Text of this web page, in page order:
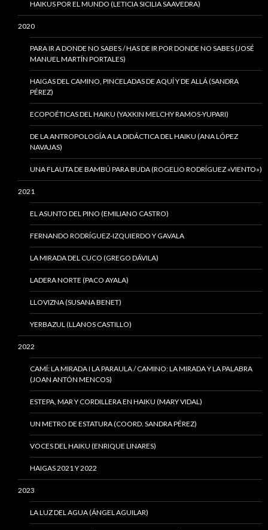
HAIKUS POR EL MUNDO (LETICIA SICILIA SAAVEDRA)
2020
PARA IR A DONDE NO SABES / HAS DE IR POR DONDE NO SABES (JOSÉ
MANUEL MARTÍN PORTALES)
HAIGAS DEL CAMINO, PINCELADAS DE AQUÍ Y DE ALLÁ (SANDRA
PÉREZ)
ECOPOÉTICAS DEL HAIKU (YAXKIN MELCHY RAMOS-YUPARI)
DE LA ANTROPOLOGÍA A LA DIDÁCTICA DEL HAIKU (ANA LÓPEZ
NAVAJAS)
UNA FLAUTA DE BAMBÚ PARA BUDA (ROGELIO RODRÍGUEZ «VIENTO»)
2021
EL ASUNTO DEL PINO (EMILIANO CASTRO)
FERNANDO RODRÍGUEZ-IZQUIERDO Y GAVALA
LA MIRADA DEL CUCO (GREGO DÁVILA)
LADERA NORTE (PACO AYALA)
LLOVIZNA (SUSANA BENET)
YERBAZUL (LLANOS CASTILLO)
2022
CAMÍ: LA MIRADA I LA PARAULA / CAMINO: LA MIRADA Y LA PALABRA
(JOAN ANTÓN MENCOS)
ESTEPA, MAR Y CORDILLERA EN HAIKU (MARY VIDAL)
UN METRO DE ESTATURA (COORD. SANDRA PÉREZ)
VOCES DEL HAIKU (ENRIQUE LINARES)
HAIGAS 2021 Y 2022
2023
LA LUZ DEL AGUA (ÁNGEL AGUILAR)